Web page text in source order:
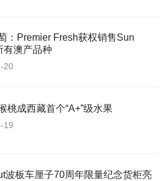
：Premier Fresh获权销售Sun
有澳产品种
20
桃成西藏首个“A+”级水果
19
波板车厘子70周年限量纪念货柜亮